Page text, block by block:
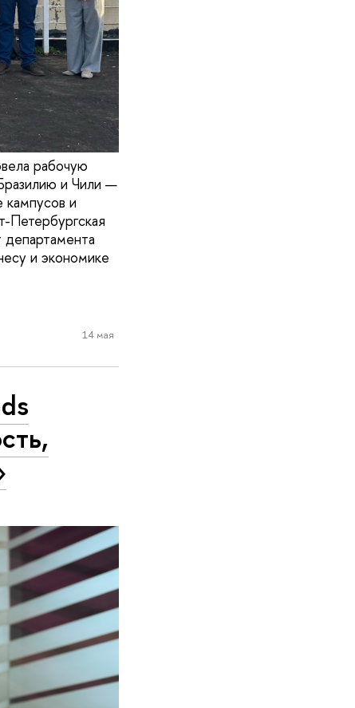
рабочую
и Чили —
кампусов и
Петербургская
и экономике
14 мая